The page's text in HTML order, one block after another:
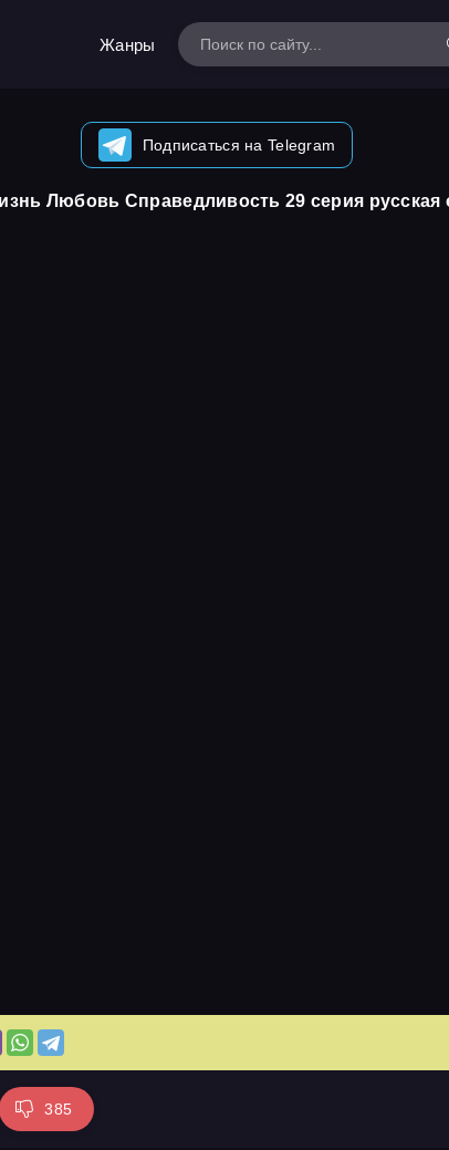
Жанры
Подписаться на Telegram
Любовь Справедливость 29 серия русская
385